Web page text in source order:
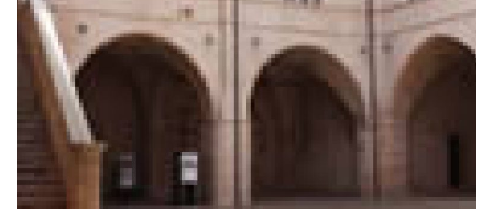
Cosa vedere a Spello in un giorno
Cosa vedere a Spello. Ecco una miniguida per
sapere cosa vedere, cosa fare e cosa mangiare a